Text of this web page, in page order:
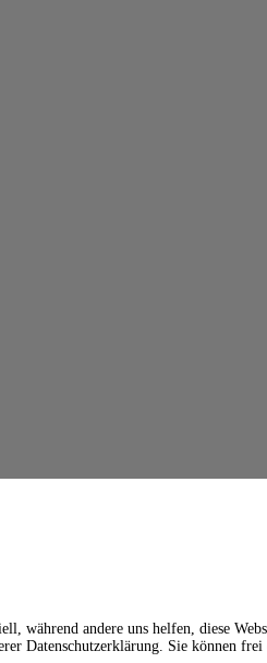
während andere uns helfen, diese
Datenschutzerklärung. Sie können frei